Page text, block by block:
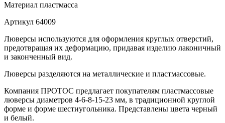
Материал пластмасса
Артикул 64009
Люверсы используются для оформления круглых отверстий,
предотвращая их деформацию, придавая изделию лаконичный
и законченный вид.
Люверсы разделяются на металлические и пластмассовые.
Компания ПРОТОС предлагает покупателям пластмассовые
люверсы диаметров 4-6-8-15-23 мм, в традиционной круглой
форме и форме шестиугольника. Представлены цвета черный
и белый.